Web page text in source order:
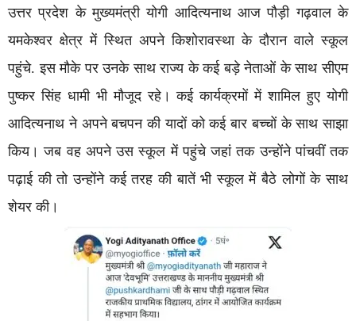
उत्तर प्रदेश के मुख्यमंत्री योगी आदित्यनाथ आज पौड़ी गढ़वाल के
यमकेश्वर क्षेत्र में स्थित अपने किशोरावस्था के दौरान वाले स्कूल
पहुंचे. इस मौके पर उनके साथ राज्य के कई बड़े नेताओं के साथ सीएम
पुष्कर सिंह धामी भी मौजूद रहे। कई कार्यक्रमों में शामिल हुए योगी
आदित्यनाथ ने अपने बचपन की यादों को कई बार बच्चों के साथ साझा
किय। जब वह अपने उस स्कूल में पहुंचे जहां तक उन्होंने पांचवीं तक
पढ़ाई की तो उन्होंने कई तरह की बातें भी स्कूल में बैठे लोगों के साथ
शेयर की।